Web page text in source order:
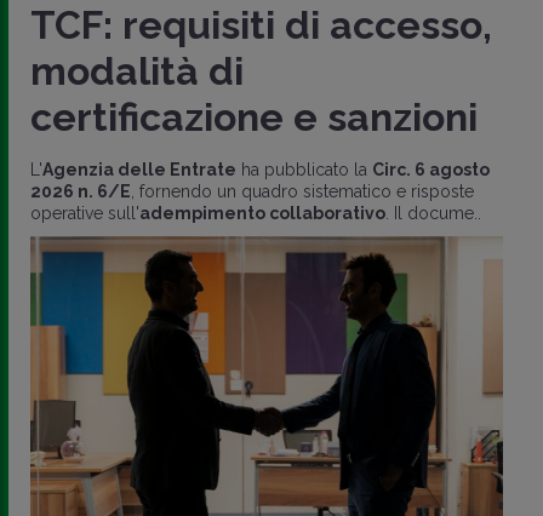
TCF: requisiti di accesso,
modalità di
certificazione e sanzioni
L'Agenzia delle Entrate ha pubblicato la Circ. 6 agosto
2026 n. 6/E , fornendo un quadro sistematico e risposte
operative sull'adempimento collaborativo . Il docume..